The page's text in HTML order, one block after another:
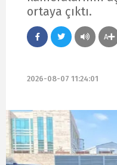
ortaya çıktı.
A
2026-08-07 11:24:01